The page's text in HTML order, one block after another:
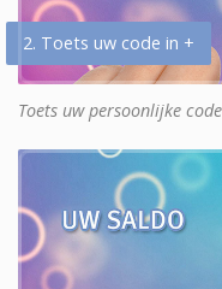
2. Toets uw code in +
Toets uw persoonlijke